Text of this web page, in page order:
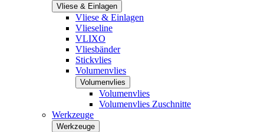
Vliese & Einlagen
Vliese & Einlagen
Vlieseline
VLIXO
Vliesbänder
Stickvlies
Volumenvlies
Volumenvlies
Volumenvlies
Volumenvlies Zuschnitte
Werkzeuge
Werkzeuge